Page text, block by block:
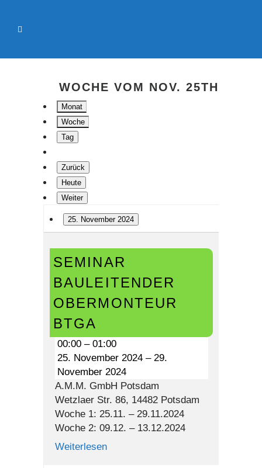
WOCHE VOM NOV. 25TH
Monat
Woche
Tag
Zurück
Heute
Weiter
25. November 2024
Bauleitender
Obermonteur
BTGA
SEMINAR
BAULEITENDER
OBERMONTEUR
BTGA
00:00 – 01:00
25. November 2024 – 29.
November 2024
A.M.M. GmbH Potsdam
Wetzlaer Str. 86, 14482 Potsdam
Woche 1: 25.11. – 29.11.2024
Woche 2: 09.12. – 13.12.2024
Weiterlesen